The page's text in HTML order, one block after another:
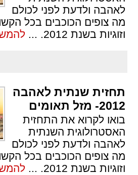
לאהבה ולדעת לפני לכולם
מה צופים הכוכבים בכל
וזוגיות בשנת 2012.
תחזית שנתית לאהבה
2012- מזל תאומים
בואו לקרוא את התחזית
האסטרולוגית השנתית
לאהבה ולדעת לפני לכולם
מה צופים הכוכבים בכל
וזוגיות בשנת 2012.
...